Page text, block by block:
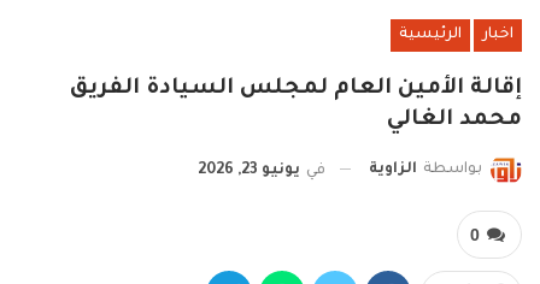
اخبار الرئيسية
إقالة الأمين العام لمجلس السيادة الفريق
محمد الغالي
بواسطة الزاوية في يونيو 23, 2026
0